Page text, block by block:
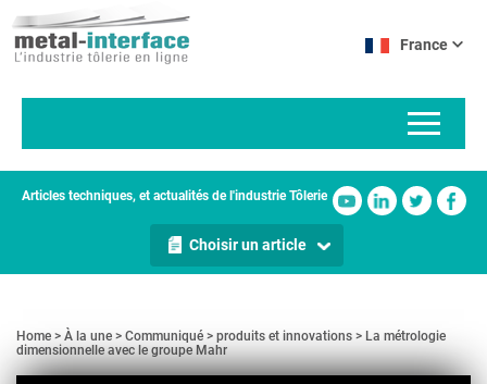
au
contenu
France
Articles techniques, et actualités de l'industrie Tôlerie
Choisir un article
Home À la une Communiqué produits et innovations
La métrologie
dimensionnelle avec le groupe Mahr